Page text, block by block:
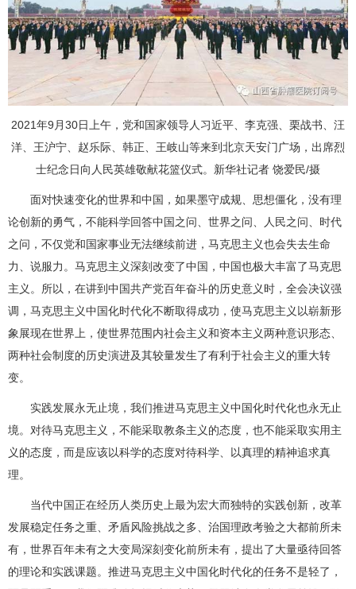
2021年9月30日上午，党和国家领导人习近平、李克强、栗战书、汪
洋、王沪宁、赵乐际、韩正、王岐山等来到北京天安门广场，出席烈
士纪念日向人民英雄敬献花篮仪式。新华社记者 饶爱民/摄
面对快速变化的世界和中国，如果墨守成规、思想僵化，没有理
论创新的勇气，不能科学回答中国之问、世界之问、人民之问、时代
之问，不仅党和国家事业无法继续前进，马克思主义也会失去生命
力、说服力。马克思主义深刻改变了中国，中国也极大丰富了马克思
主义。所以，在讲到中国共产党百年奋斗的历史意义时，全会决议强
调，马克思主义中国化时代化不断取得成功，使马克思主义以崭新形
象展现在世界上，使世界范围内社会主义和资本主义两种意识形态、
两种社会制度的历史演进及其较量发生了有利于社会主义的重大转
变。
实践发展永无止境，我们推进马克思主义中国化时代化也永无止
境。对待马克思主义，不能采取教条主义的态度，也不能采取实用主
义的态度，而是应该以科学的态度对待科学、以真理的精神追求真
理。
当代中国正在经历人类历史上最为宏大而独特的实践创新，改革
发展稳定任务之重、矛盾风险挑战之多、治国理政考验之大都前所未
有，世界百年未有之大变局深刻变化前所未有，提出了大量亟待回答
的理论和实践课题。推进马克思主义中国化时代化的任务不是轻了，